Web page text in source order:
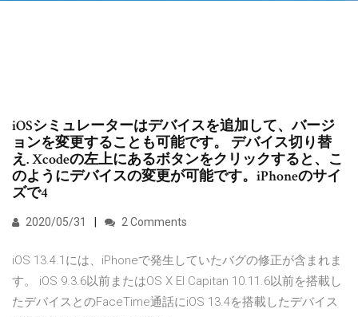
iOSシミュレーターはデバイスを追加して、バージ
ョンを変更することも可能です。 デバイス切り替
え. Xcodeの左上にあるボタンをクリックすると、こ
のようにデバイスの変更が可能です。iPhoneのサイ
ズで4
2020/05/31 2 Comments
iOS 13.4.1には、iPhoneで発生していたバグの修正が含まれま
す。 iOS 9.3.6以前またはOS X El Capitan 10.11.6以前を搭載し
たデバイスとのFaceTime通話にiOS 13.4を搭載したデバイス